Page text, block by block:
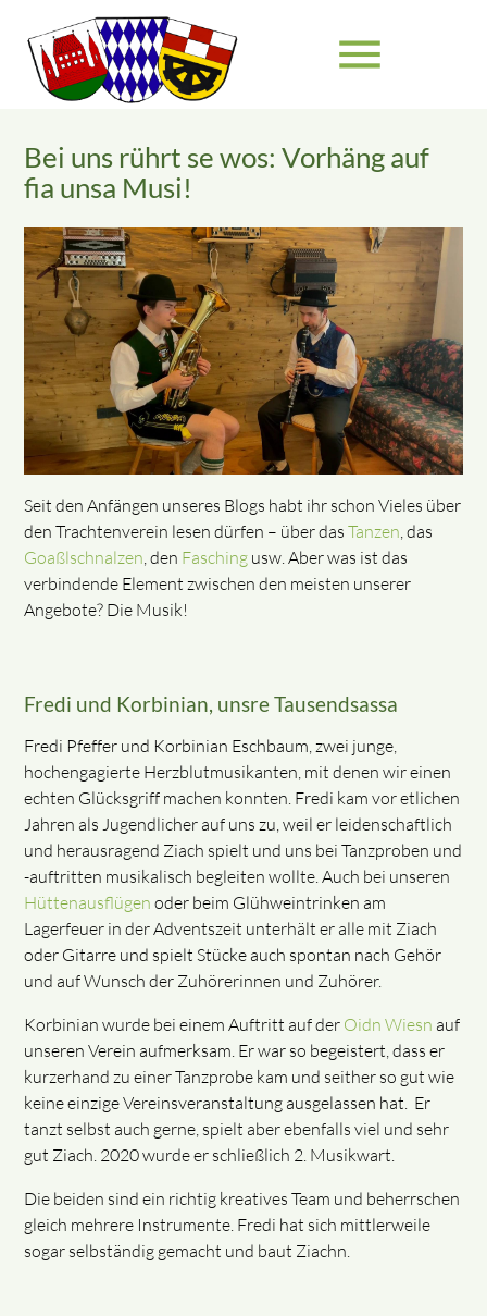
menu
Suchbegriffe SUCHEN
Bei uns rührt se wos: Vorhäng auf
fia unsa Musi!
Seit den Anfängen unseres Blogs habt ihr schon Vieles über
den Trachtenverein lesen dürfen – über dasTanzen , das
Goaßlschnalzen , den Fasching usw. Aber was ist das
verbindende Element zwischen den meisten unserer
Angebote? Die Musik!
Fredi und Korbinian, unsre Tausendsassa
Fredi Pfeffer und Korbinian Eschbaum, zwei junge,
hochengagierte Herzblutmusikanten, mit denen wir einen
echten Glücksgriff machen konnten. Fredi kam vor etlichen
Jahren als Jugendlicher auf uns zu, weil er leidenschaftlich
und herausragend Ziach spielt und uns bei Tanzproben und
-auftritten musikalisch begleiten wollte. Auch bei unseren
Hüttenausflügen oder beim Glühweintrinken am
Lagerfeuer in der Adventszeit unterhält er alle mit Ziach
oder Gitarre und spielt Stücke auch spontan nach Gehör
und auf Wunsch der Zuhörerinnen und Zuhörer.
Korbinian wurde bei einem Auftritt auf der Oidn Wiesn auf
unseren Verein aufmerksam. Er war so begeistert, dass er
kurzerhand zu einer Tanzprobe kam und seither so gut wie
keine einzige Vereinsveranstaltung ausgelassen hat. Er
tanzt selbst auch gerne, spielt aber ebenfalls viel und sehr
gut Ziach. 2020 wurde er schließlich 2. Musikwart.
Die beiden sind ein richtig kreatives Team und beherrschen
gleich mehrere Instrumente. Fredi hat sich mittlerweile
sogar selbständig gemacht und baut Ziachn.